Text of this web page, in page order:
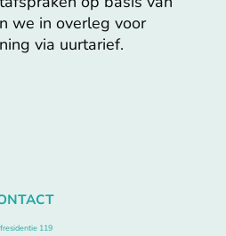
we in overleg voor
via uurtarief.
119